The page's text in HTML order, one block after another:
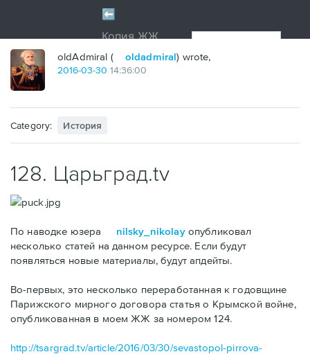
oldAdmiral ( oldadmiral) wrote,
2016-03-30 14:36:00
Category: История
128. Царьград.tv
По наводке юзера nilsky_nikolayопубликовал
несколько статей на данном ресурсе. Если будут
появляться новые материалы, будут апдейты.
Во-первых, это несколько переработанная к годовщине
Парижского мирного договора статья о Крымской войне,
опубликованная в моем ЖЖ за номером 124.
http://tsargrad.tv/article/2016/03/30/sevastopol-pirrova-